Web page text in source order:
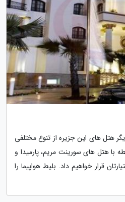
دیگر هتل های این جزیره از تنوع مختلفی
با هتل های سورینت مریم، پارمیدا و
قرار خواهیم داد. بلیط هواپیما را